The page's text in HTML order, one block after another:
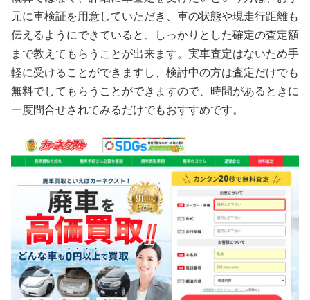
元に車検証を用意していただき、車の状態や現走行距離も
伝えるようにできていると、しっかりとした確定の査定額
まで教えてもらうことが出来ます。実車査定はないため手
軽に受けることができますし、検討中の方は査定だけでも
無料でしてもらうことができますので、時間があるときに
一度問合せされてみるだけでもおすすめです。